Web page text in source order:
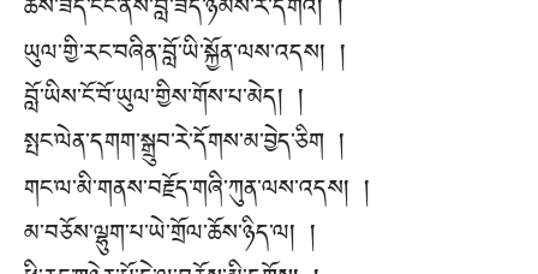
ཆོས་ཟད་ངང་ནས་བློ་ཟད་ཉམས་རེ་དགའ། །
ཡུལ་གྱི་རང་བཞིན་བློ་ཡི་སྐྱོན་ལས་འདས། །
བློ་ཡིས་ངོ་བོ་ཡུལ་གྱིས་གོས་པ་མེད། །
སྤང་ལེན་དགག་སྒྲུབ་རེ་དོགས་མ་བྱེད་ཅིག །
གང་ལ་མི་གནས་བརྗོད་གཞི་ཀུན་ལས་འདས། །
མ་བཅོས་ལྷུག་པ་ཡེ་གྲོལ་ཆོས་ཉིད་ལ། །